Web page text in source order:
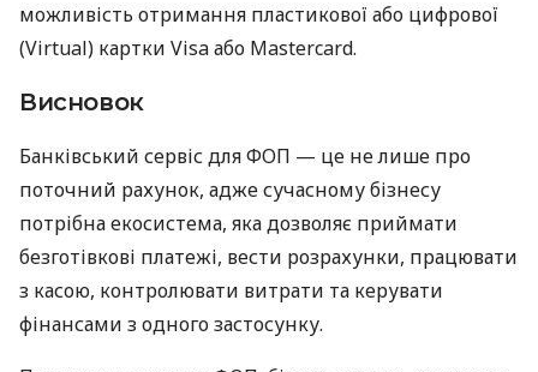
можливість отримання пластикової або цифрової
(Virtual) картки Visa або Mastercard.
Висновок
Банківський сервіс для ФОП — це не лише про
поточний рахунок, адже сучасному бізнесу
потрібна екосистема, яка дозволяє приймати
безготівкові платежі, вести розрахунки, працювати
з касою, контролювати витрати та керувати
фінансами з одного застосунку.